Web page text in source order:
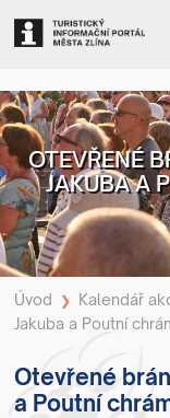
OTEVŘENÉ
JAKUBA A
Úvod ❯ Kalendář
Jakuba a Poutní
Otevřené
a Poutní